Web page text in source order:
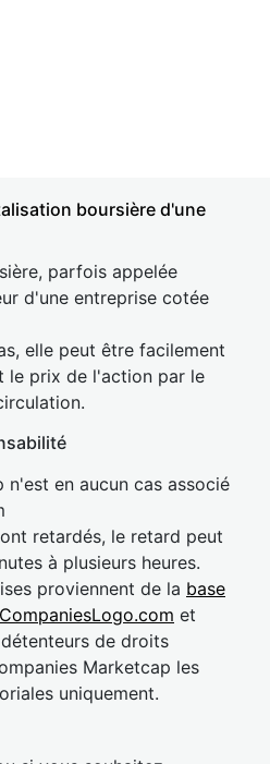
boursière d'une
parfois appelée
d'une entreprise cotée
elle peut être facilement
le prix de l'action par le
n'est en aucun cas associé
retardés, le retard peut
à plusieurs heures.
proviennent de la base
et
de droits
Marketcap les
uniquement.